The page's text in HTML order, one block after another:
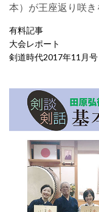
本）が王座返り咲き
有料記事
大会レポート
剣道時代2017年11月号